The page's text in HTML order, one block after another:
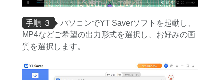
手順 ３
パソコンでYT Saverソフトを起動し、
MP4などご希望の出力形式を選択し、お好みの画
質を選択します。